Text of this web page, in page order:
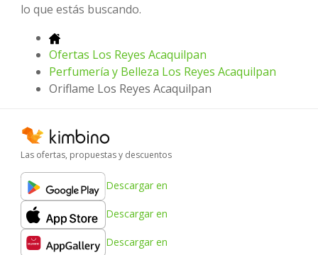
lo que estás buscando.
Ofertas Los Reyes Acaquilpan
Perfumería y Belleza Los Reyes Acaquilpan
Oriflame Los Reyes Acaquilpan
Las ofertas, propuestas y descuentos
Descargar en
Descargar en
Descargar en